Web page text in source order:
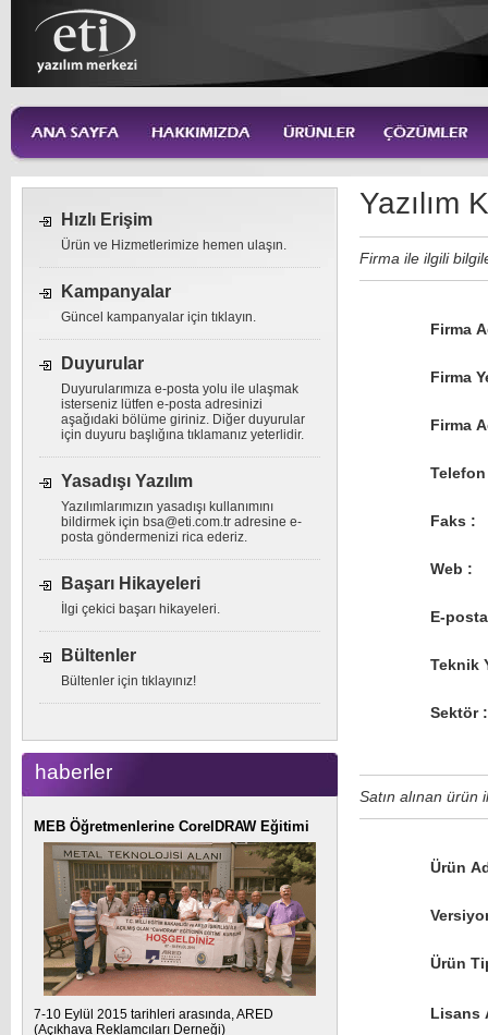
Yazılım
Firma ile ilgili
Firma
Firma
Firma
Faks :
Web :
E-
Teknik
Sektör :
Satın alınan ürün
Ürün
Ürün
Lisans
Hızlı Erişim
Ürün ve Hizmetlerimize hemen ulaşın.
Kampanyalar
Güncel kampanyalar için tıklayın.
Duyurular
Duyurularımıza e-posta yolu ile ulaşmak
isterseniz lütfen e-posta adresinizi
aşağıdaki bölüme giriniz. Diğer duyurular
için duyuru başlığına tıklamanız yeterlidir.
Yasadışı Yazılım
Yazılımlarımızın yasadışı kullanımını
bildirmek için bsa@eti.com.tr adresine e-
posta göndermenizi rica ederiz.
Başarı Hikayeleri
İlgi çekici başarı hikayeleri.
Bültenler
Bültenler için tıklayınız!
haberler
MEB Öğretmenlerine CorelDRAW Eğitimi
7-10 Eylül 2015 tarihleri arasında, ARED
(Açıkhava Reklamcıları Derneği)